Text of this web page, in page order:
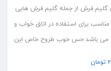
فرش از جمله گلیم فرش هایی
برای استفاده در اتاق خواب و
می باشد حس خوب طروح خاص این
تومان